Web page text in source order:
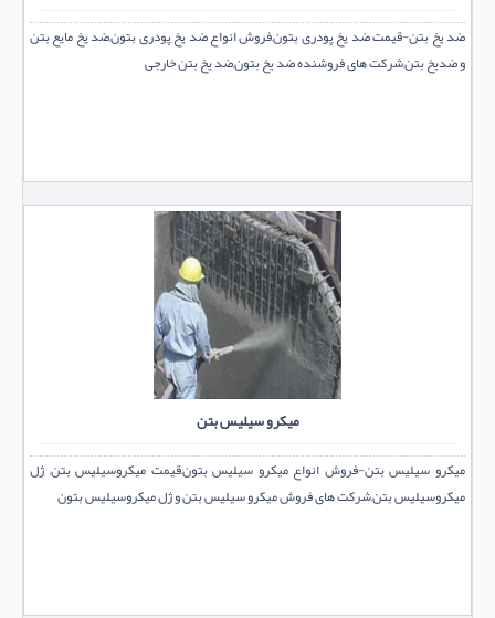
ضد یخ بتن-قیمت ضد یخ پودری بتون,فروش انواع ضد یخ پودری بتون,ضد یخ مایع بتن
و ضدیخ بتن,شرکت های فروشنده ضد یخ بتون,ضد یخ بتن خارجی
میکرو سیلیس بتن
میکرو سیلیس بتن-فروش انواع میکرو سیلیس بتون,قیمت میکروسیلیس بتن, ژل
میکروسیلیس بتن,شرکت های فروش میکرو سیلیس بتن و ژل میکروسیلیس بتون